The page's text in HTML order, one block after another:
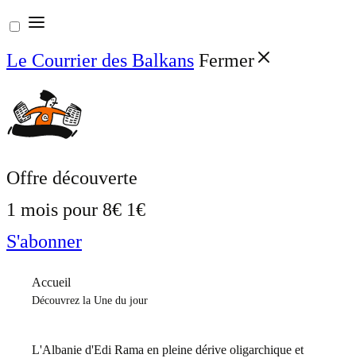
Aller
au
contenu
Le Courrier des Balkans Fermer
Offre découverte
1 mois pour 8€ 1€
S'abonner
Accueil
Découvrez la Une du jour
L'Albanie d'Edi Rama en pleine dérive oligarchique et